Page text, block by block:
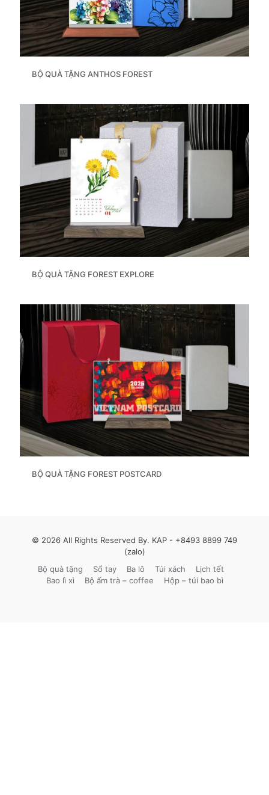
BỘ QUÀ TẶNG ANTHOS FOREST
BỘ QUÀ TẶNG FOREST EXPLORE
BỘ QUÀ TẶNG FOREST POSTCARD
© 2026 All Rights Reserved By. KAP - +8493 8899 749
(zalo)
Bộ quà tặng
Sổ tay Ba lô Túi xách
Lịch tết
Bao lì xì
Bộ ấm trà – coffee Hộp – túi bao bì